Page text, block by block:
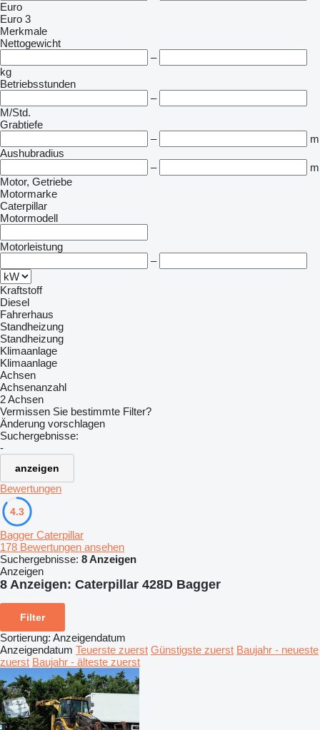
Euro
Euro 3
Merkmale
Nettogewicht
–
kg
Betriebsstunden
–
M/Std.
Grabtiefe
–
m
Aushubradius
–
m
Motor, Getriebe
Motormarke
Caterpillar
Motormodell
Motorleistung
–
Kraftstoff
Diesel
Fahrerhaus
Standheizung
Standheizung
Klimaanlage
Klimaanlage
Achsen
Achsenanzahl
2 Achsen
Vermissen Sie bestimmte Filter?
Änderung vorschlagen
Suchergebnisse:
-
anzeigen
Bewertungen
4.3
Bagger Caterpillar
178 Bewertungen ansehen
Suchergebnisse: 8 Anzeigen
Anzeigen
8 Anzeigen: Caterpillar 428D Bagger
Filter
Sortierung: Anzeigendatum
Anzeigendatum Teuerste zuerst Günstigste zuerst Baujahr - neueste
zuerst Baujahr - älteste zuerst